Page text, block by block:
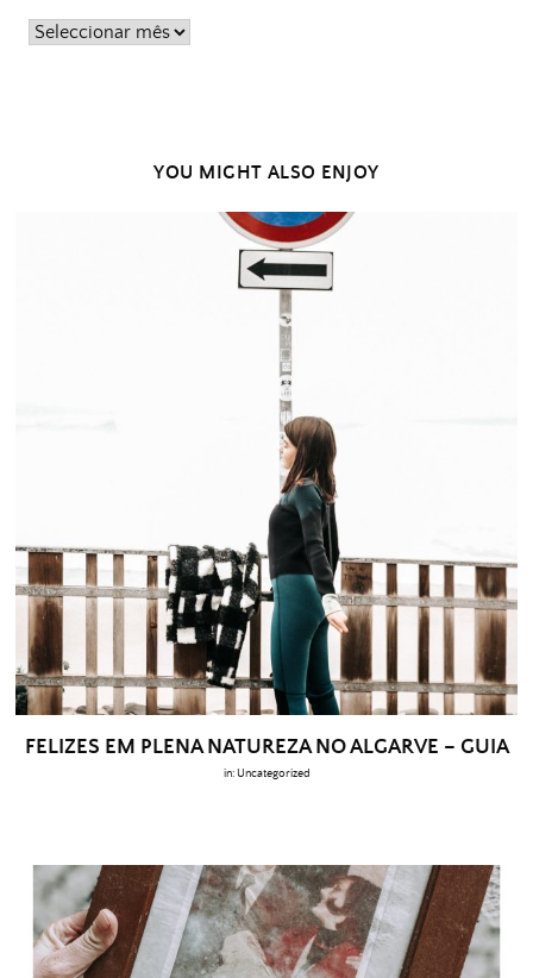
Posts
YOU MIGHT ALSO ENJOY
FELIZES EM PLENA NATUREZA NO ALGARVE – GUIA
in: Uncategorized